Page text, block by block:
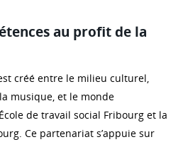
au profit de la
créé entre le milieu culturel,
musique, et le monde
de travail social Fribourg et la
Ce partenariat s’appuie sur